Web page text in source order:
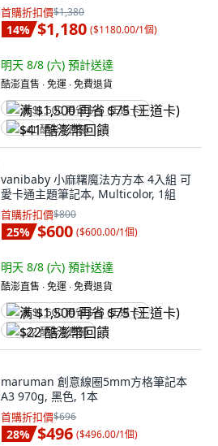
首購折扣價$1,380
14% $1,180 ($1180.00/1個)
明天 8/8 (六) 預計送達
酷澎直售 ∙ 免運 ∙ 免費退貨
满 $1,500 再省 $75 (王道卡)
$41 酷澎幣回饋
vanibaby 小麻糬魔法方方本 4入組 可
愛卡通主題筆記本, Multicolor, 1組
首購折扣價$800
25% $600 ($600.00/1個)
明天 8/8 (六) 預計送達
酷澎直售 ∙ 免運 ∙ 免費退貨
满 $1,500 再省 $75 (王道卡)
$22 酷澎幣回饋
maruman 創意線圈5mm方格筆記本
A3 970g, 黑色, 1本
首購折扣價$696
28% $496 ($496.00/1個)